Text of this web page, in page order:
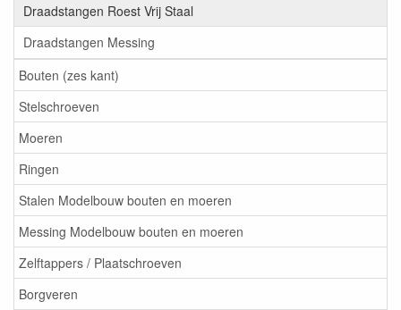
Draadstangen Roest Vrij Staal
Draadstangen Messing
Bouten (zes kant)
Stelschroeven
Moeren
Ringen
Stalen Modelbouw bouten en moeren
Messing Modelbouw bouten en moeren
Zelftappers / Plaatschroeven
Borgveren